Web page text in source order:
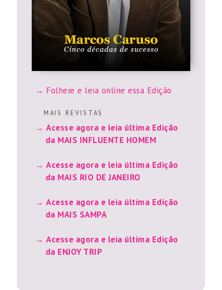
Folheie e leia online essa Edição
M A I S R E V I S T A S
Acesse agora e leia última Edição
da MAIS INFLUENTE HOMEM
Acesse agora e leia última Edição
da MAIS RIO DE JANEIRO
Acesse agora e leia última Edição
da MAIS SAMPA
Acesse agora e leia última Edição
da ENJOY TRIP